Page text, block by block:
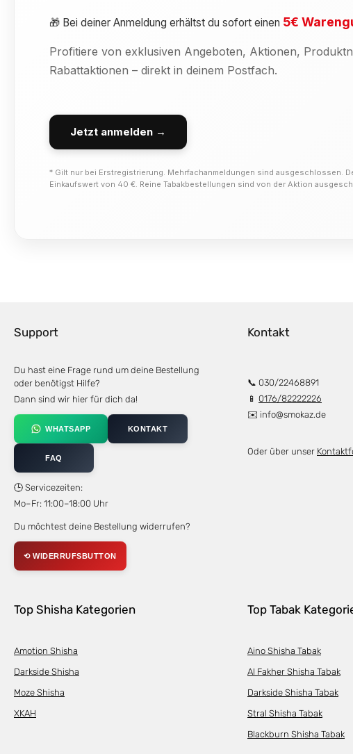
🎁 Bei deiner Anmeldung erhältst du sofort einen 5€
Profitiere von exklusiven Angeboten, Aktionen,
Rabattaktionen – direkt in deinem Postfach.
Jetzt anmelden →
* Gilt nur bei Erstregistrierung. Mehrfachanmeldungen sind ausgeschlossen.
Einkaufswert von 40 €. Reine Tabakbestellungen sind von der Aktion
Support
Du hast eine Frage rund um deine Bestellung
oder benötigst Hilfe?
Dann sind wir hier für dich da!
WHATSAPP KONTAKT
FAQ
🕒 Servicezeiten:
Mo–Fr: 11:00–18:00 Uhr
Du möchtest deine Bestellung widerrufen?
⟲ WIDERRUFSBUTTON
Kontakt
📞 030/22468891
📱 0176/82222226
✉️ info@smokaz.de
Oder über unser
Top Shisha Kategorien
Amotion Shisha
Darkside Shisha
Moze Shisha
XKAH
Top Tabak
Aino Shisha Tabak
Al Fakher Shisha Tabak
Darkside Shisha Tabak
Stral Shisha Tabak
Blackburn Shisha Tabak